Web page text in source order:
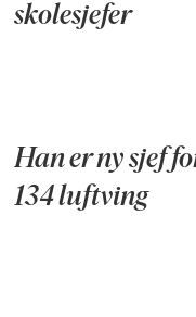
skolesjefer
Han er ny sjef
134 luftving